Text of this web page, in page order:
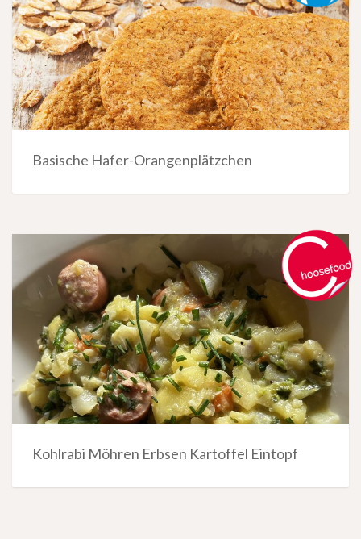
Basische Hafer-Orangenplätzchen
Kohlrabi Möhren Erbsen Kartoffel Eintopf